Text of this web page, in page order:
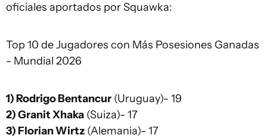
oficiales aportados por Squawka:
Top 10 de Jugadores con Más Posesiones Ganadas
- Mundial 2026
1) Rodrigo Bentancur (Uruguay)- 19
2) Granit Xhaka (Suiza)- 17
3) Florian Wirtz (Alemania)- 17